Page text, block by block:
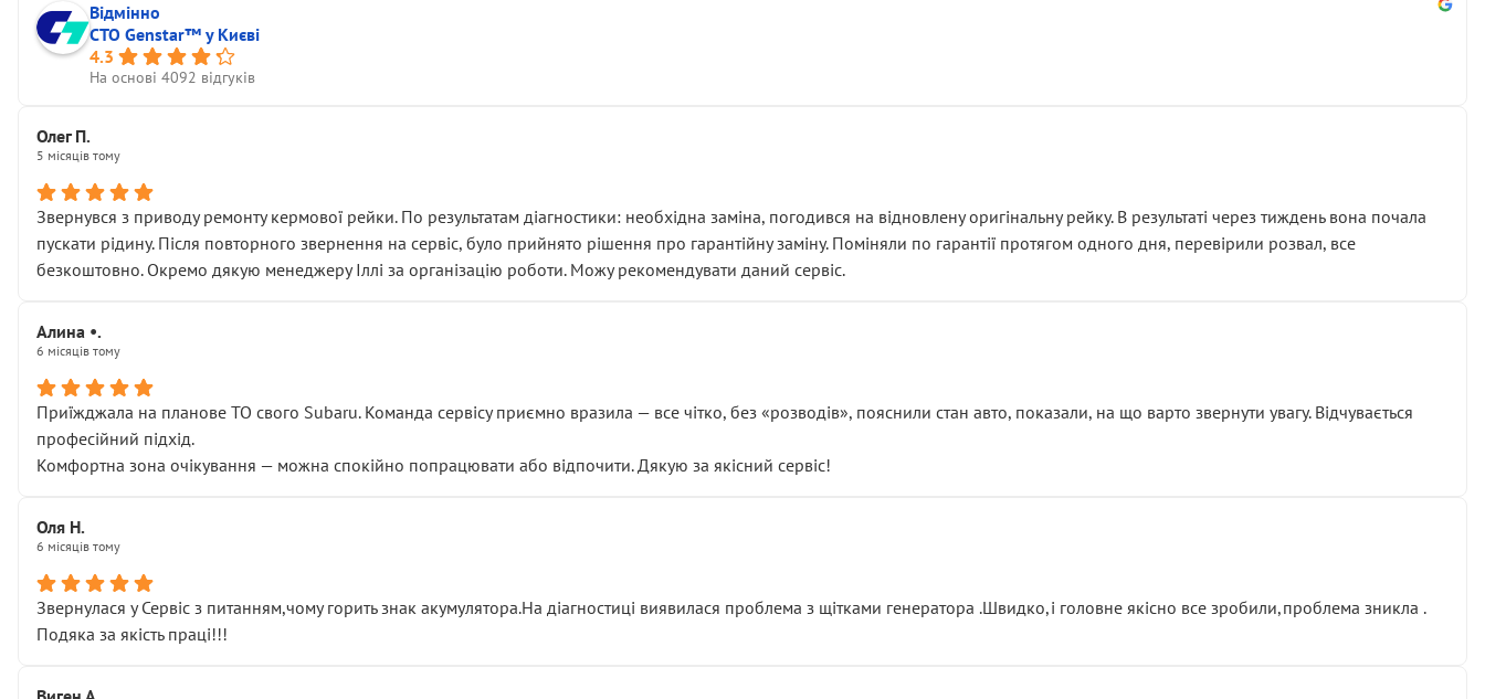
Відмінно
СТО Genstar™ у Києві
4.3
На основі 4092 відгуків
Олег П.
5 місяців тому
Звернувся з приводу ремонту кермової рейки. По результатам діагностики: необхідна заміна, погодився на відновлену оригінальну рейку. В результаті через тиждень вона почала
пускати рідину. Після повторного звернення на сервіс, було прийнято рішення про гарантійну заміну. Поміняли по гарантії протягом одного дня, перевірили розвал, все
безкоштовно. Окремо дякую менеджеру Іллі за організацію роботи. Можу рекомендувати даний сервіс.
Алина •.
6 місяців тому
Приїжджала на планове ТО свого Subaru. Команда сервісу приємно вразила — все чітко, без «розводів», пояснили стан авто, показали, на що варто звернути увагу. Відчувається
професійний підхід.
Комфортна зона очікування — можна спокійно попрацювати або відпочити. Дякую за якісний сервіс!
Оля Н.
6 місяців тому
Звернулася у Сервіс з питанням,чому горить знак акумулятора.На діагностиці виявилася проблема з щітками генератора .Швидко,і головне якісно все зробили,проблема зникла .
Подяка за якість праці!!!